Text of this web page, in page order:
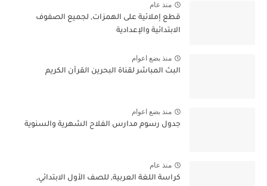
منذ عام
قطع إملائية على الهمزات, لجميع الصفوف
الابتدائية والإعدادية
منذ بضع اعوام
البث المباشر لقناة البحرين القرآن الكريم
منذ بضع اعوام
جدول رسوم مدارس الفلاح الشهرية والسنوية
منذ عام
كراسة اللغة العربية, للصف الأول الابتدائي,